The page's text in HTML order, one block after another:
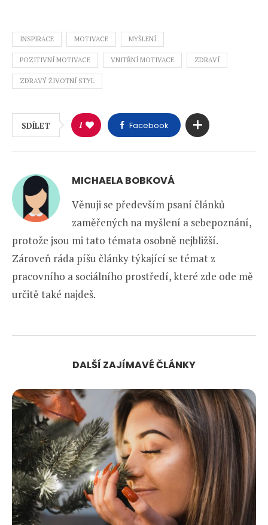
INSPIRACE MOTIVACE MYŠLENÍ
POZITIVNÍ MOTIVACE VNITŘNÍ MOTIVACE ZDRAVÍ
ZDRAVÝ ŽIVOTNÍ STYL
SDÍLET 1 Facebook
MICHAELA BOBKOVÁ
Věnuji se především psaní článků
zaměřených na myšlení a sebepoznání,
protože jsou mi tato témata osobně nejbližší.
Zároveň ráda píšu články týkající se témat z
pracovního a sociálního prostředí, které zde ode mě
určitě také najdeš.
DALŠÍ ZAJÍMAVÉ ČLÁNKY